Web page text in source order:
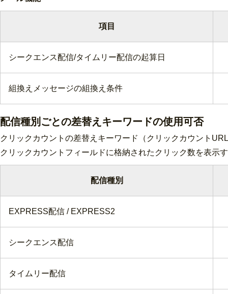
項目
シークエンス配信/タイムリー配信の起算日
組換えメッセージの組換え条件
配信種別ごとの差替えキーワードの使用可否
クリックカウントの差替えキーワード（クリックカウント
クリックカウントフィールドに格納されたクリック数を表示
配信種別
EXPRESS配信 / EXPRESS2
シークエンス配信
タイムリー配信